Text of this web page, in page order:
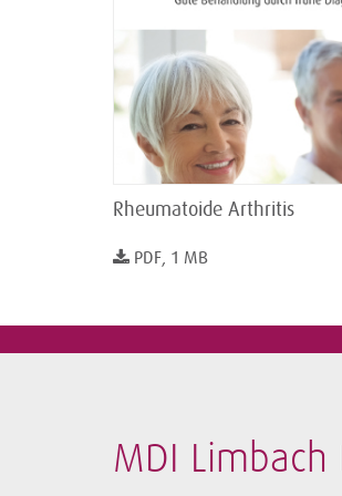
Rheumatoide Arthritis
PDF, 1 MB
MDI Limbach